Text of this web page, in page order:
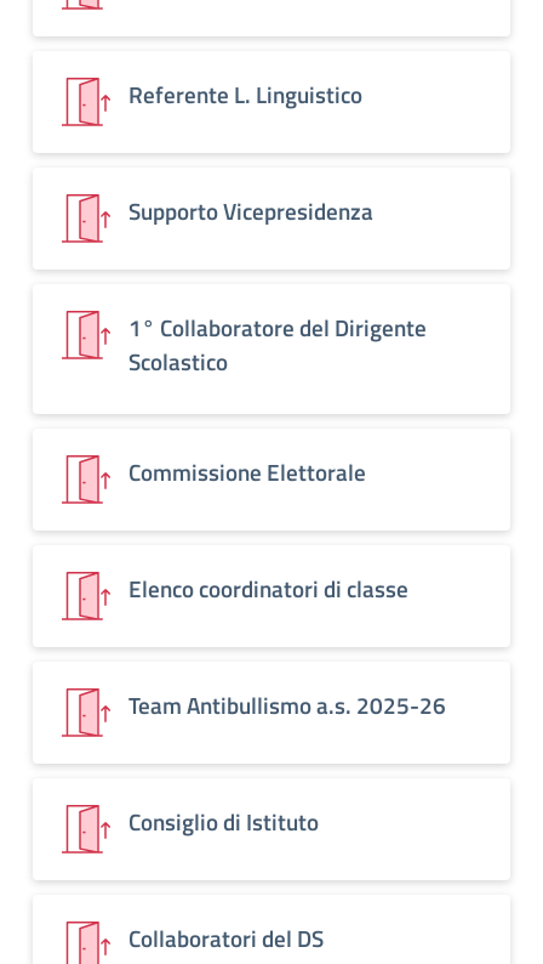
Referente L. Linguistico
Supporto Vicepresidenza
1° Collaboratore del Dirigente
Scolastico
Commissione Elettorale
Elenco coordinatori di classe
Team Antibullismo a.s. 2025-26
Consiglio di Istituto
Collaboratori del DS